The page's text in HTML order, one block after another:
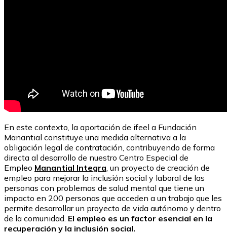
En este contexto, la aportación de ifeel a Fundación
Manantial constituye una medida alternativa a la
obligación legal de contratación, contribuyendo de forma
directa al desarrollo de nuestro Centro Especial de
Empleo Manantial Integra, un proyecto de creación de
empleo para mejorar la inclusión social y laboral de las
personas con problemas de salud mental que tiene un
impacto en 200 personas que acceden a un trabajo que les
permite desarrollar un proyecto de vida autónomo y dentro
de la comunidad. El empleo es un factor esencial en la
recuperación y la inclusión social.